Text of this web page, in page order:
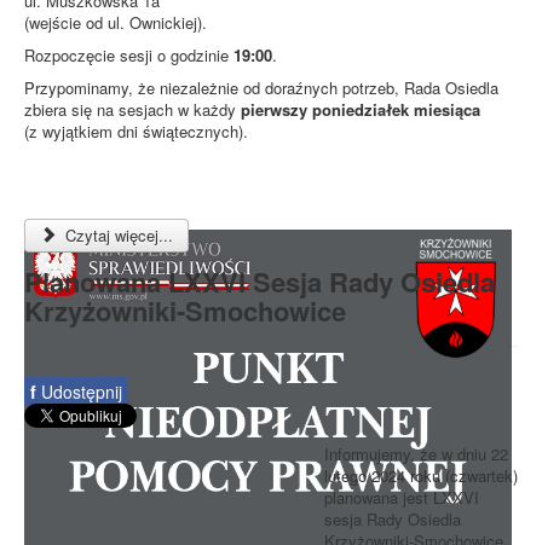
(wejście od ul. Ownickiej).
Rozpoczęcie sesji o godzinie 19:00.
Przypominamy, że niezależnie od doraźnych potrzeb, Rada Osiedla
zbiera się na sesjach w każdy pierwszy poniedziałek miesiąca
(z wyjątkiem dni świątecznych).
Czytaj więcej...
Planowana LXXVI Sesja Rady Osiedla
Krzyżowniki-Smochowice
f Udostępnij
Informujemy, że w dniu 22
lutego 2024 roku (czwartek)
planowana jest LXXVI
sesja Rady Osiedla